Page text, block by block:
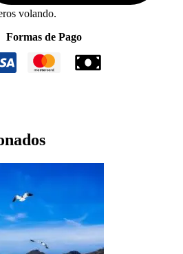
volando.
Formas de Pago